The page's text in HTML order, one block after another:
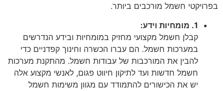
בפרויקטי חשמל מורכבים ביותר.
1. מומחיות וידע:
קבלן חשמל מקצועי מחזיק במומחיות ובידע הנדרשים
במערכות חשמל. הם עברו הכשרה וחינוך קפדניים כדי
להבין את המורכבות של עבודות חשמל. מהתקנת מערכות
חשמל חדשות ועד לתיקון חיווט פגום, לאנשי מקצוע אלה
יש את הכישורים להתמודד עם מגוון משימות חשמל